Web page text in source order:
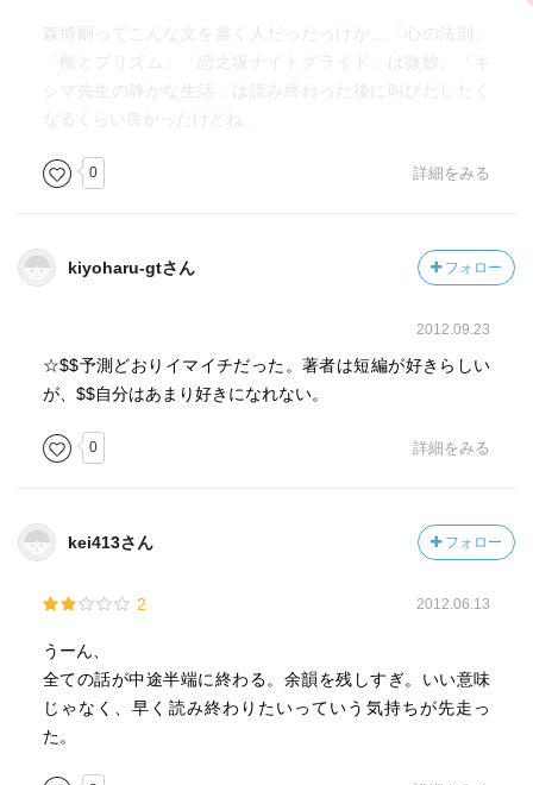
森博嗣ってこんな文を書く人だったっけか…「心の法則」
「檻とプリズム」「恋之坂ナイトグライド」は微妙。「キ
シマ先生の静かな生活」は読み終わった後に叫びだしたく
なるくらい良かったけどね。
0 詳細をみる
kiyoharu-gtさん フォロー
2012.09.23
☆$$予測どおりイマイチだった。著者は短編が好きらしい
が、$$自分はあまり好きになれない。
0 詳細をみる
kei413さん フォロー
2 2012.06.13
うーん、
全ての話が中途半端に終わる。余韻を残しすぎ。いい意味
じゃなく、早く読み終わりたいっていう気持ちが先走っ
た。